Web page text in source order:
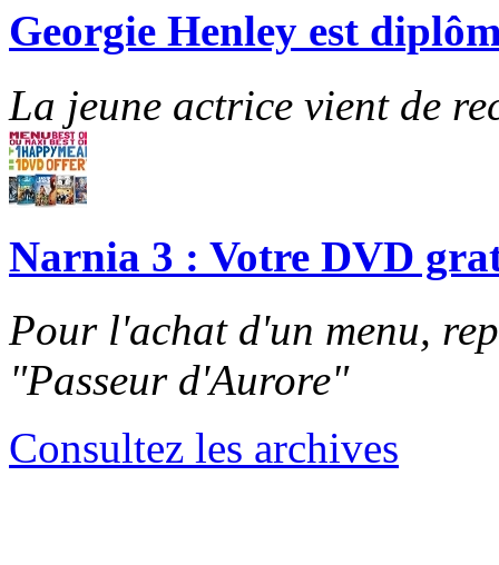
Georgie Henley est
La jeune actrice vient de
Narnia 3 : Votre DVD
Pour l'achat d'un menu,
"Passeur d'Aurore"
Consultez les archives